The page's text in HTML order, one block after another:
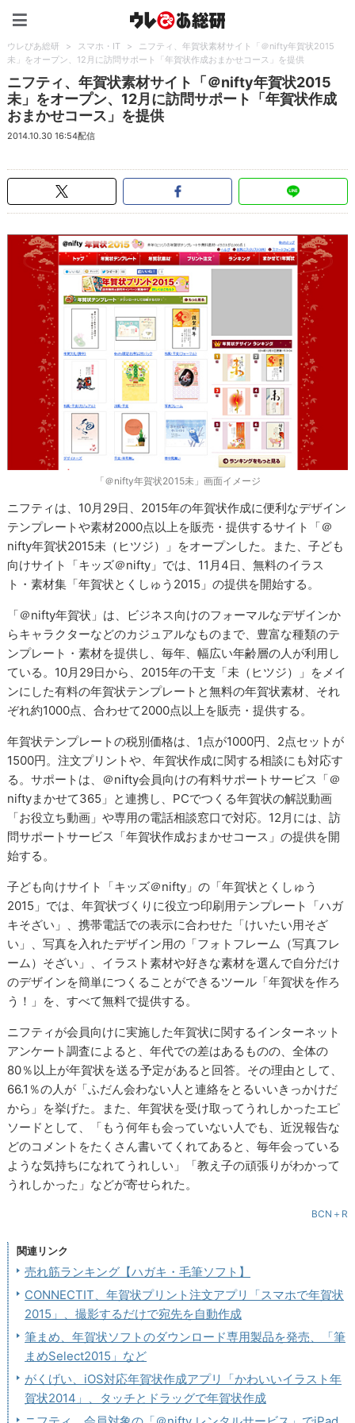
ウレぴあ総研 > スマホ・IT >
ニフティ、年賀状素材サイト「＠nifty年賀状2015
未」をオープン、12月に訪問サポート「年賀状作成おまかせコース」を提供
ニフティ、年賀状素材サイト「＠nifty年賀状2015
未」をオープン、12月に訪問サポート「年賀状作成
おまかせコース」を提供
2014.10.30 16:54配信
「＠nifty年賀状2015未」画面イメージ
ニフティは、10月29日、2015年の年賀状作成に便利なデザイン
テンプレートや素材2000点以上を販売・提供するサイト「＠
nifty年賀状2015未（ヒツジ）」をオープンした。また、子ども
向けサイト「キッズ＠nifty」では、11月4日、無料のイラス
ト・素材集「年賀状とくしゅう2015」の提供を開始する。
「＠nifty年賀状」は、ビジネス向けのフォーマルなデザインか
らキャラクターなどのカジュアルなものまで、豊富な種類のテ
ンプレート・素材を提供し、毎年、幅広い年齢層の人が利用し
ている。10月29日から、2015年の干支「未（ヒツジ）」をメイ
ンにした有料の年賀状テンプレートと無料の年賀状素材、それ
ぞれ約1000点、合わせて2000点以上を販売・提供する。
年賀状テンプレートの税別価格は、1点が1000円、2点セットが
1500円。注文プリントや、年賀状作成に関する相談にも対応す
る。サポートは、＠nifty会員向けの有料サポートサービス「＠
niftyまかせて365」と連携し、PCでつくる年賀状の解説動画
「お役立ち動画」や専用の電話相談窓口で対応。12月には、訪
問サポートサービス「年賀状作成おまかせコース」の提供を開
始する。
子ども向けサイト「キッズ＠nifty」の「年賀状とくしゅう
2015」では、年賀状づくりに役立つ印刷用テンプレート「ハガ
キそざい」、携帯電話での表示に合わせた「けいたい用そざ
い」、写真を入れたデザイン用の「フォトフレーム（写真フレ
ーム）そざい」、イラスト素材や好きな素材を選んで自分だけ
のデザインを簡単につくることができるツール「年賀状を作ろ
う！」を、すべて無料で提供する。
ニフティが会員向けに実施した年賀状に関するインターネット
アンケート調査によると、年代での差はあるものの、全体の
80％以上が年賀状を送る予定があると回答。その理由として、
66.1％の人が「ふだん会わない人と連絡をとるいいきっかけだ
から」を挙げた。また、年賀状を受け取ってうれしかったエピ
ソードとして、「もう何年も会っていない人でも、近況報告な
どのコメントをたくさん書いてくれてあると、毎年会っている
ような気持ちになれてうれしい」「教え子の頑張りがわかって
うれしかった」などが寄せられた。
BCN＋R
関連リンク
売れ筋ランキング【ハガキ・毛筆ソフト】
CONNECTIT、年賀状プリント注文アプリ「スマホで年賀状
2015」、撮影するだけで宛先を自動作成
筆まめ、年賀状ソフトのダウンロード専用製品を発売、「筆
まめSelect2015」など
がくげい、iOS対応年賀状作成アプリ「かわいいイラスト年
賀状2014」、タッチとドラッグで年賀状作成